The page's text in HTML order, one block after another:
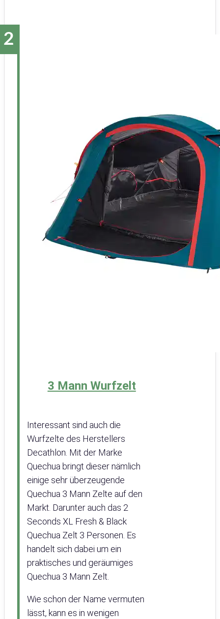
3 Mann Wurfzelt
Interessant sind auch die
Wurfzelte des Herstellers
Decathlon. Mit der Marke
Quechua bringt dieser nämlich
einige sehr überzeugende
Quechua 3 Mann Zelte auf den
Markt. Darunter auch das 2
Seconds XL Fresh & Black
Quechua Zelt 3 Personen. Es
handelt sich dabei um ein
praktisches und geräumiges
Quechua 3 Mann Zelt.
Wie schon der Name vermuten
lässt, kann es in wenigen